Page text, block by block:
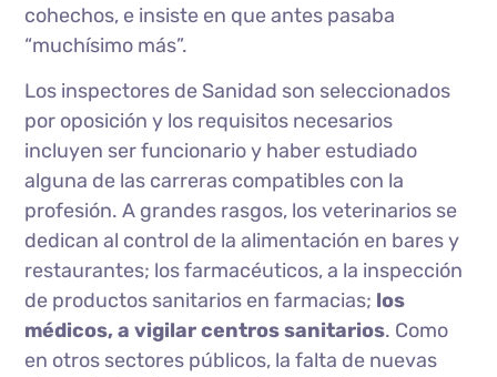
cohechos, e insiste en que antes pasaba
“muchísimo más”.
Los inspectores de Sanidad son seleccionados
por oposición y los requisitos necesarios
incluyen ser funcionario y haber estudiado
alguna de las carreras compatibles con la
profesión. A grandes rasgos, los veterinarios se
dedican al control de la alimentación en bares y
restaurantes; los farmacéuticos, a la inspección
de productos sanitarios en farmacias; los
médicos, a vigilar centros sanitarios. Como
en otros sectores públicos, la falta de nuevas